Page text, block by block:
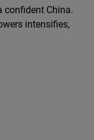
confident China.
intensifies,